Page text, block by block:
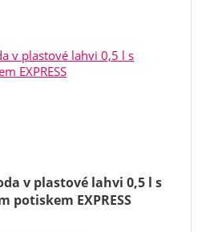
v plastové lahvi 0,5 l s
potiskem EXPRESS